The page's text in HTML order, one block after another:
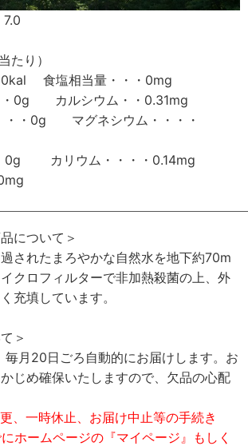
たり）
0kal 食塩相当量・・・0mg
・0g カルシウム・・0.31mg
・・0g マグネシウム・・・・
0g カリウム・・・・0.14mg
について＞
されたまろやかな自然水を地下約70m
クロフィルターで非加熱殺菌の上、外
充填しています。
＞
月20日ごろ自動的にお届けします。お
じめ確保いたしますので、欠品の心配
、一時休止、お届け中止等の手続き
ホームページの『マイページ』もしく